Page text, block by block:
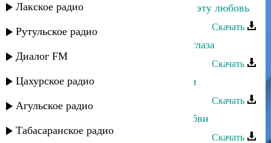
Лакское радио
Рутульское радио
Диалог FM
Цахурское радио
Агульское радио
Табасаранское радио
Машидат Омарасхабова - Сохрани эту любовь
Скачать
Машидат Омарасхабова - Черные глаза
Скачать
Машидат Омарасхабова - О матери
Скачать
Машидат Омарасхабова - Вера любви
Скачать